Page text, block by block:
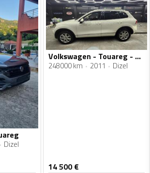
Dizel
Volkswagen - Touareg - 3.0 TDI 4x4
248000 km 2011 Dizel
14 500€